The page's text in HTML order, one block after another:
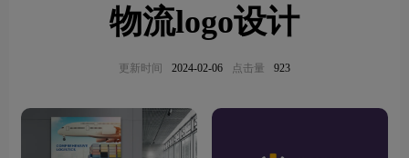
物流logo设计
更新时间 2024-02-06 点击量 923